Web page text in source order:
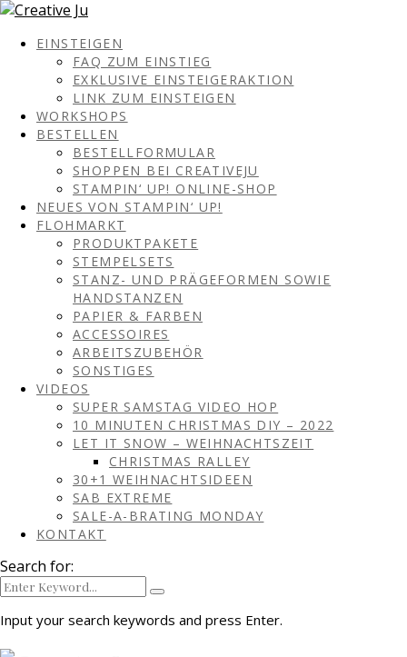
EINSTEIGEN
FAQ ZUM EINSTIEG
EXKLUSIVE EINSTEIGERAKTION
LINK ZUM EINSTEIGEN
WORKSHOPS
BESTELLEN
BESTELLFORMULAR
SHOPPEN BEI CREATIVEJU
STAMPIN‘ UP! ONLINE-SHOP
NEUES VON STAMPIN‘ UP!
FLOHMARKT
PRODUKTPAKETE
STEMPELSETS
STANZ- UND PRÄGEFORMEN SOWIE
HANDSTANZEN
PAPIER & FARBEN
ACCESSOIRES
ARBEITSZUBEHÖR
SONSTIGES
VIDEOS
SUPER SAMSTAG VIDEO HOP
10 MINUTEN CHRISTMAS DIY – 2022
LET IT SNOW – WEIHNACHTSZEIT
CHRISTMAS RALLEY
30+1 WEIHNACHTSIDEEN
SAB EXTREME
SALE-A-BRATING MONDAY
KONTAKT
Search for:
Input your search keywords and press Enter.